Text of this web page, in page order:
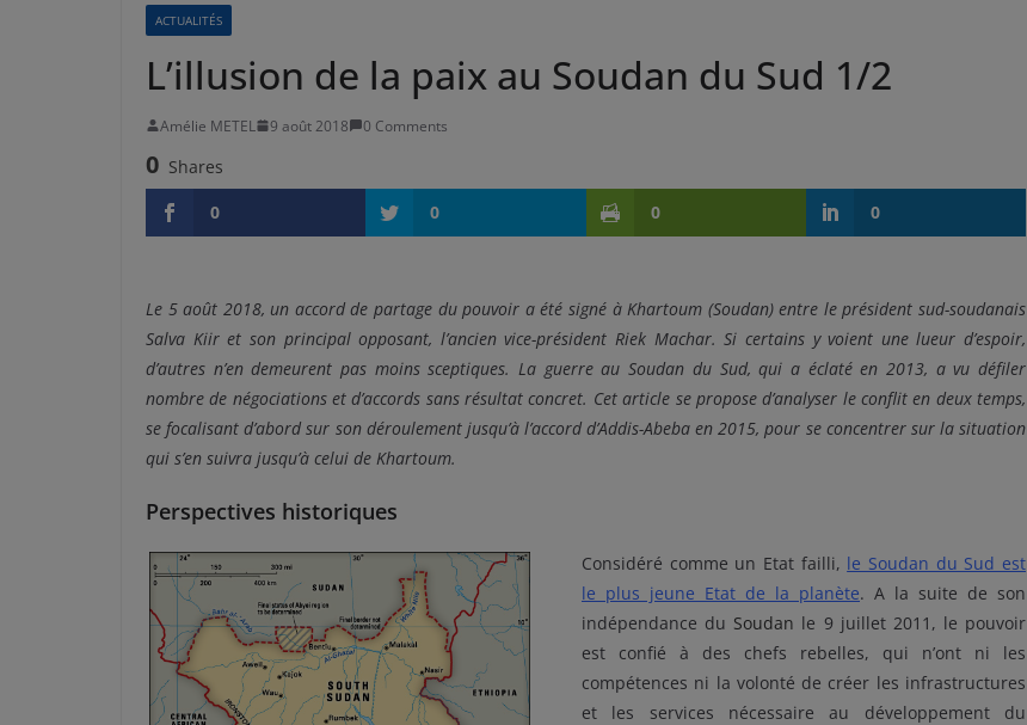
ACTUALITÉS
L’illusion de la paix au Soudan du Sud 1/2
Amélie METEL 9 août 2018 0 Comments
0 Shares
0
0 0 0
Le 5 août 2018, un accord de partage du pouvoir a été signé à Khartoum (Soudan) entre le président sud-soudanais
Salva Kiir et son principal opposant, l’ancien vice-président Riek Machar. Si certains y voient une lueur d’espoir,
d’autres n’en demeurent pas moins sceptiques. La guerre au Soudan du Sud, qui a éclaté en 2013, a vu défiler
nombre de négociations et d’accords sans résultat concret. Cet article se propose d’analyser le conflit en deux temps,
se focalisant d’abord sur son déroulement jusqu’à l’accord d’Addis-Abeba en 2015, pour se concentrer sur la situation
qui s’en suivra jusqu’à celui de Khartoum.
Perspectives historiques
Considéré comme un Etat failli, le Soudan du Sud est
le plus jeune Etat de la planète. A la suite de son
indépendance du Soudan le 9 juillet 2011, le pouvoir
est confié à des chefs rebelles, qui n’ont ni les
compétences ni la volonté de créer les infrastructures
et les services nécessaire au développement du